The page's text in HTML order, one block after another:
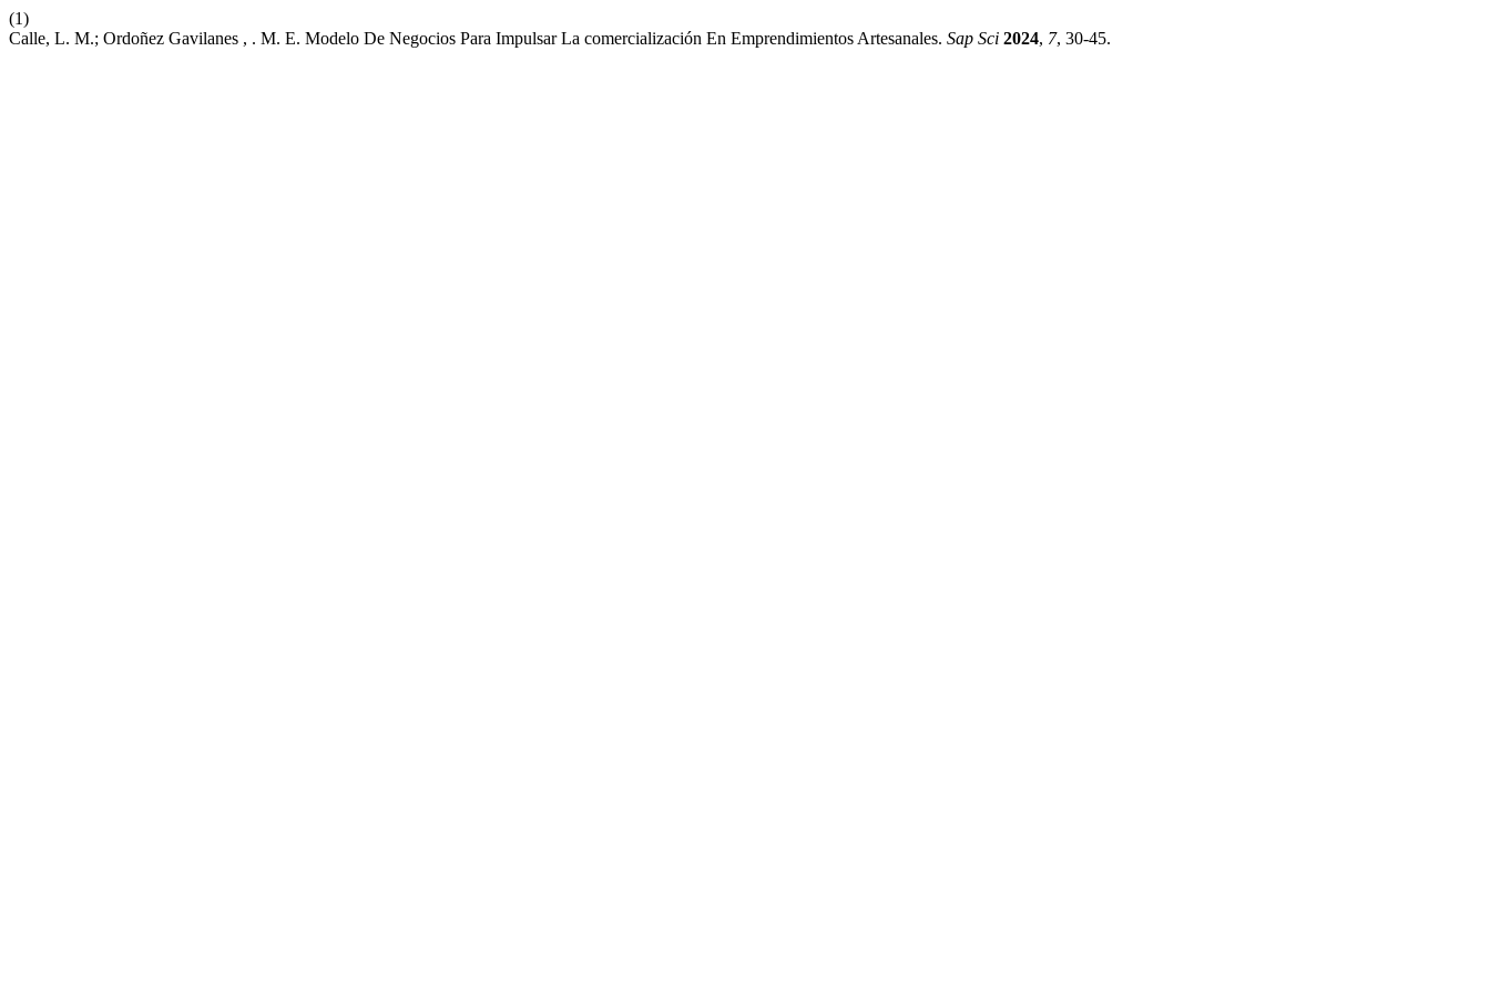
(1)
Calle, L. M.; Ordoñez Gavilanes , . M. E. Modelo De Negocios Para Impulsar La comercialización En Emprendimientos Artesanales. Sap Sci 2024, 7, 30-45.